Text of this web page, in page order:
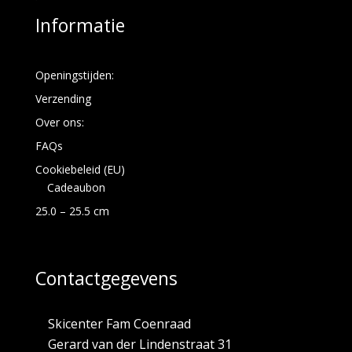
Informatie
Openingstijden:
Verzending
Over ons:
FAQs
Cookiebeleid (EU)
Cadeaubon
25.0 – 25.5 cm
Contactgegevens
Skicenter Fam Coenraad
Gerard van der Lindenstraat 31